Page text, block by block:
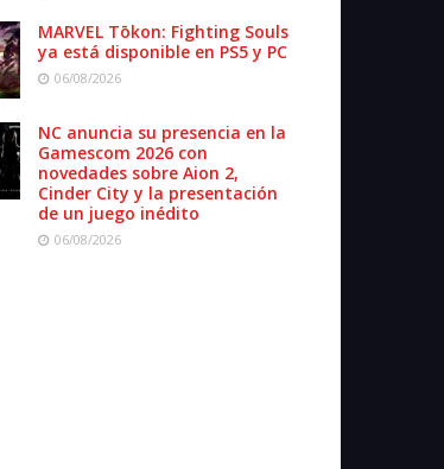
MARVEL Tōkon: Fighting Souls
ya está disponible en PS5 y PC
06/08/2026
NC anuncia su presencia en la
Gamescom 2026 con
novedades sobre Aion 2,
Cinder City y la presentación
de un juego inédito
06/08/2026